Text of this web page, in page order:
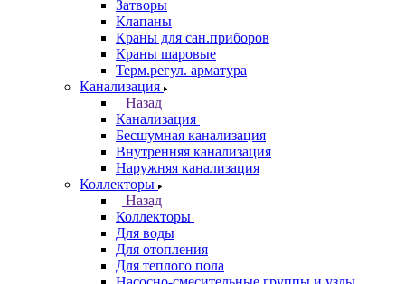
Затворы
Клапаны
Краны для сан.приборов
Краны шаровые
Терм.регул. арматура
Канализация
Назад
Канализация
Бесшумная канализация
Внутренняя канализация
Наружняя канализация
Коллекторы
Назад
Коллекторы
Для воды
Для отопления
Для теплого пола